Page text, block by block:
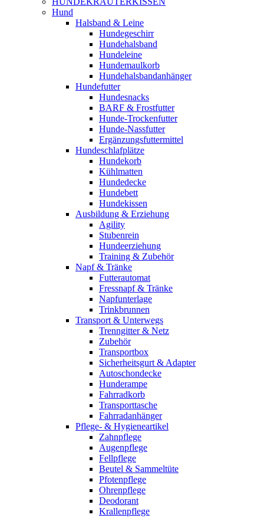
Hund
Halsband & Leine
Hundegeschirr
Hundehalsband
Hundeleine
Hundemaulkorb
Hundehalsbandanhänger
Hundefutter
Hundesnacks
BARF & Frostfutter
Hunde-Trockenfutter
Hunde-Nassfutter
Ergänzungsfuttermittel
Hundeschlafplätze
Hundekorb
Kühlmatten
Hundedecke
Hundebett
Hundekissen
Ausbildung & Erziehung
Agility
Stubenrein
Hundeerziehung
Training & Zubehör
Napf & Tränke
Futterautomat
Fressnapf & Tränke
Napfunterlage
Trinkbrunnen
Transport & Unterwegs
Trenngitter & Netz
Zubehör
Transportbox
Sicherheitsgurt & Adapter
Autoschondecke
Hunderampe
Fahrradkorb
Transporttasche
Fahrradanhänger
Pflege- & Hygieneartikel
Zahnpflege
Augenpflege
Fellpflege
Beutel & Sammeltüte
Pfotenpflege
Ohrenpflege
Deodorant
Krallenpflege